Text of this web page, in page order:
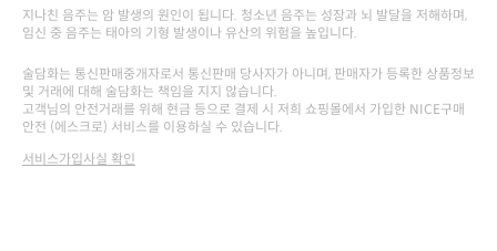
지나친 음주는 암 발생의 원인이 됩니다. 청소년 음주는 성장과 뇌 발달을 저해하며,
임신 중 음주는 태아의 기형 발생이나 유산의 위험을 높입니다.
술담화는 통신판매중개자로서 통신판매 당사자가 아니며, 판매자가 등록한 상품정보
및 거래에 대해 술담화는 책임을 지지 않습니다.
고객님의 안전거래를 위해 현금 등으로 결제 시 저희 쇼핑몰에서 가입한 NICE구매
안전 (에스크로) 서비스를 이용하실 수 있습니다.
서비스가입사실 확인